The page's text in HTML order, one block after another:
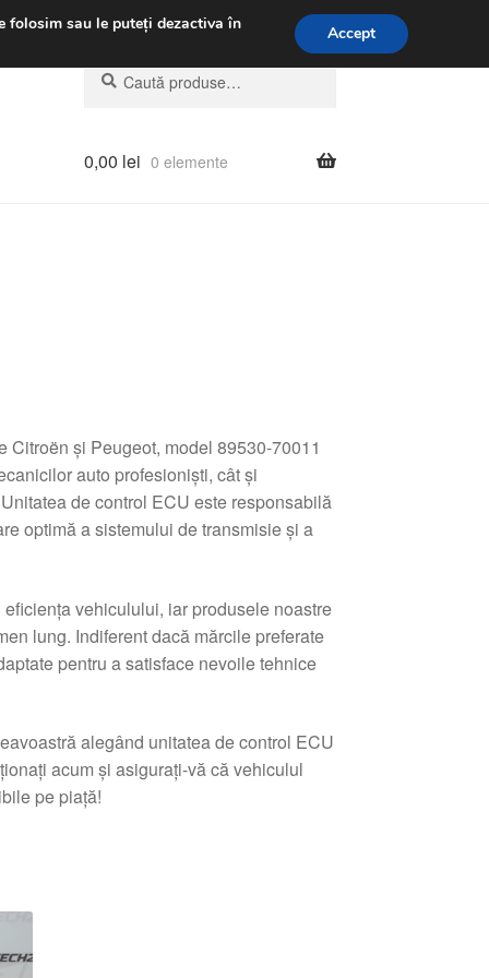
031 229 6816
Caută
după:
Caută
0,00 lei 0 elemente
și Peugeot, model 89530-70011
auto profesioniști, cât și
de control ECU este responsabilă
optimă a sistemului de transmisie și a
vehiculului, iar produsele noastre
lung. Indiferent dacă mărcile preferate
pentru a satisface nevoile tehnice
alegând unitatea de control ECU
acum și asigurați-vă că vehiculul
pe piață!
folosim sau le puteți dezactiva în Accept